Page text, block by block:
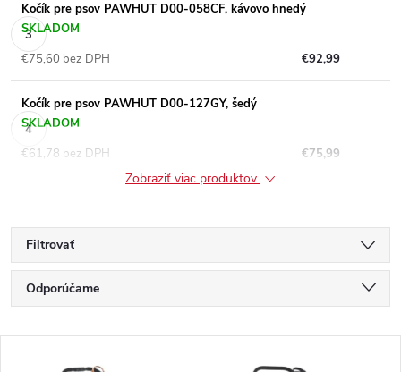
Kočík pre psov PAWHUT D00-058CF, kávovo hnedý
SKLADOM
€92,99
€75,60 bez DPH
Kočík pre psov PAWHUT D00-127GY, šedý
SKLADOM
€75,99
€61,78 bez DPH
Zobraziť viac produktov
Filtrovať
R
a
Odporúčame